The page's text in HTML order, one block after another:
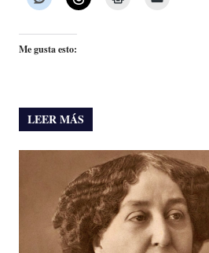
Me gusta esto:
LEER MÁS